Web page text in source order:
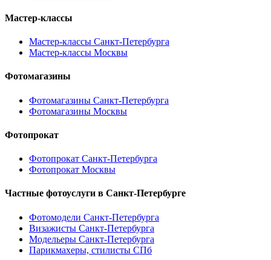
Мастер-классы
Мастер-классы Санкт-Петербурга
Мастер-классы Москвы
Фотомагазины
Фотомагазины Санкт-Петербурга
Фотомагазины Москвы
Фотопрокат
Фотопрокат Санкт-Петербурга
Фотопрокат Москвы
Частные фотоуслуги в Санкт-Петербурге
Фотомодели Санкт-Петербурга
Визажисты Санкт-Петербурга
Модельеры Санкт-Петербурга
Парикмахеры, стилисты СПб